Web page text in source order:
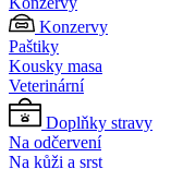
Konzervy
Paštiky
Kousky masa
Veterinární
Doplňky stravy
Na odčervení
Na kůži a srst